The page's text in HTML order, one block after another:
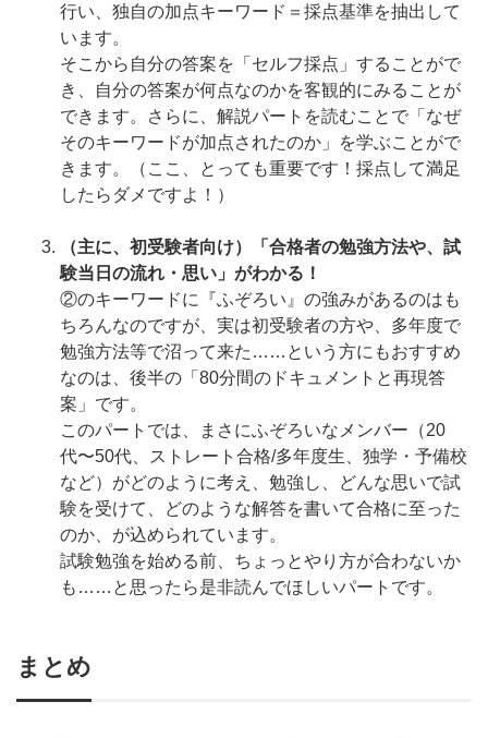
行い、独自の加点キーワード＝採点基準を抽出して
います。
そこから自分の答案を「セルフ採点」することがで
き、自分の答案が何点なのかを客観的にみることが
できます。さらに、解説パートを読むことで「なぜ
そのキーワードが加点されたのか」を学ぶことがで
きます。（ここ、とっても重要です！採点して満足
したらダメですよ！）
（主に、初受験者向け）「合格者の勉強方法や、試
験当日の流れ・思い」がわかる！
②のキーワードに『ふぞろい』の強みがあるのはも
ちろんなのですが、実は初受験者の方や、多年度で
勉強方法等で沼って来た……という方にもおすすめ
なのは、後半の「80分間のドキュメントと再現答
案」です。
このパートでは、まさにふぞろいなメンバー（20
代〜50代、ストレート合格/多年度生、独学・予備校
など）がどのように考え、勉強し、どんな思いで試
験を受けて、どのような解答を書いて合格に至った
のか、が込められています。
試験勉強を始める前、ちょっとやり方が合わないか
も……と思ったら是非読んでほしいパートです。
まとめ